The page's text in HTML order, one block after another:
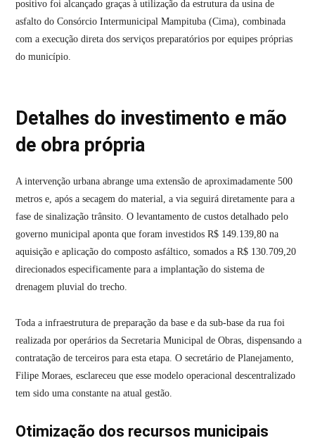
positivo foi alcançado graças à utilização da estrutura da usina de
asfalto do Consórcio Intermunicipal Mampituba (Cima), combinada
com a execução direta dos serviços preparatórios por equipes próprias
do município.
Detalhes do investimento e mão
de obra própria
A intervenção urbana abrange uma extensão de aproximadamente 500
metros e, após a secagem do material, a via seguirá diretamente para a
fase de sinalização trânsito. O levantamento de custos detalhado pelo
governo municipal aponta que foram investidos R$ 149.139,80 na
aquisição e aplicação do composto asfáltico, somados a R$ 130.709,20
direcionados especificamente para a implantação do sistema de
drenagem pluvial do trecho.
Toda a infraestrutura de preparação da base e da sub-base da rua foi
realizada por operários da Secretaria Municipal de Obras, dispensando a
contratação de terceiros para esta etapa. O secretário de Planejamento,
Filipe Moraes, esclareceu que esse modelo operacional descentralizado
tem sido uma constante na atual gestão.
Otimização dos recursos municipais